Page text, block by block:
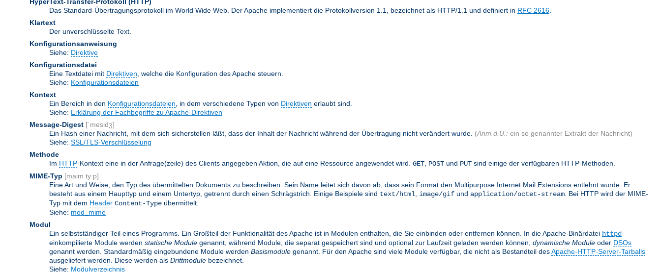
Das Standard-Übertragungsprotokoll im World Wide Web. Der Apache implementiert die Protokollversion 1.1, bezeichnet als HTTP/1.1 und definiert in RFC 2616
Klartext
Der unverschlüsselte Text.
Konfigurationsanweisung
Siehe: Direktive
Konfigurationsdatei
Eine Textdatei mit Direktiven , welche die Konfiguration des Apache steuern.
Siehe: Konfigurationsdateien
Kontext
Ein Bereich in den Konfigurationsdateien , in dem verschiedene Typen von Direktiven erlaubt sind.
Siehe: Erklärung der Fachbegriffe zu Apache-Direktiven
Message-Digest [ˈmesidʒ]
Ein Hash einer Nachricht, mit dem sich sicherstellen läßt, dass der Inhalt der Nachricht während der Übertragung nicht verändert wurde. (Anm.d.Ü.: ein so genannter Extrakt der Nachricht)
Siehe: SSL/TLS-Verschlüsselung
Methode
Im HTTP-Kontext eine in der Anfrage(zeile) des Clients angegeben Aktion, die auf eine Ressource angewendet wird. GET POST und PUT sind einige der verfügbaren HTTP-Methoden.
MIME-Typ [maim tyːp]
Eine Art und Weise, den Typ des übermittelten Dokuments zu beschreiben. Sein Name leitet sich davon ab, dass sein Format den Multipurpose Internet Mail Extensions entlehnt wurde. Er
besteht aus einem Haupttyp und einem Untertyp, getrennt durch einen Schrägstrich. Einige Beispiele sind text/html image/gif und application/octet-stream . Bei HTTP wird der MIME-
Typ mit dem Header Content-Type übermittelt.
Siehe: mod_mime
Modul
Ein selbstständiger Teil eines Programms. Ein Großteil der Funktionalität des Apache ist in Modulen enthalten, die Sie einbinden oder entfernen können. In die Apache-Binärdatei httpd
einkompilierte Module werden statische Module genannt, während Module, die separat gespeichert sind und optional zur Laufzeit geladen werden können, dynamische Module oder DSOs
genannt werden. Standardmäßig eingebundene Module werden Basismodule genannt. Für den Apache sind viele Module verfügbar, die nicht als Bestandteil desApache-HTTP-Server-Tarballs
ausgeliefert werden. Diese werden als Drittmodule bezeichnet.
Siehe: Modulverzeichnis